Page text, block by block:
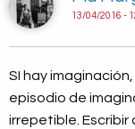
13/04/2016 -
SI hay
episodio de
irrepetible. Escribir